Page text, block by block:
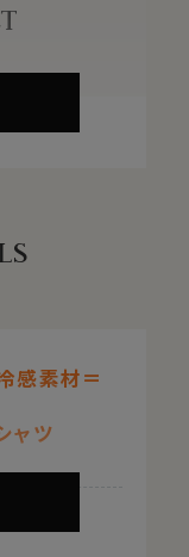
感素材＝
ャツ
】